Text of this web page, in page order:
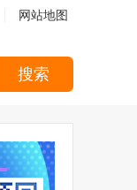
网站地图
搜索